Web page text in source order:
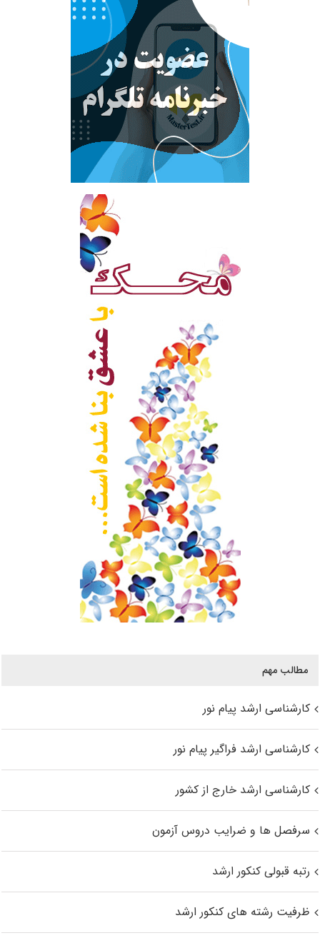
مطالب مهم
کارشناسی ارشد پیام نور
کارشناسی ارشد فراگیر پیام نور
کارشناسی ارشد خارج از کشور
سرفصل ها و ضرایب دروس آزمون
رتبه قبولی کنکور ارشد
ظرفیت رشته های کنکور ارشد